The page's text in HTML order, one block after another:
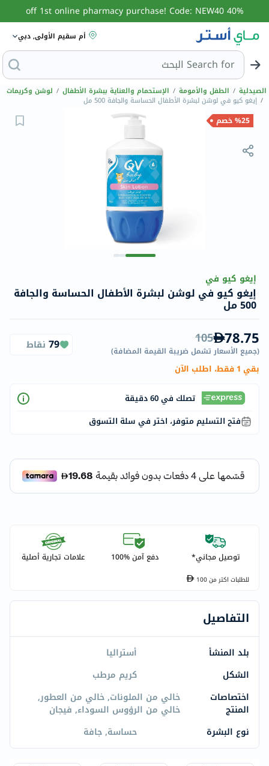
40% off 1st online pharmacy purchase! Code: NEW40
أم سقيم الأولى, دبي
Search for البحث عن
الصيدلية / الطفل والأمومة / الإستحمام والعناية ببشرة الأطفال / لوشن وكريمات
/ إيغو كيو في لوشن لبشرة الأطفال الحساسة والجافة 500 مل
%25 خصم
إيغو كيو في
إيغو كيو في لوشن لبشرة الأطفال الحساسة والجافة
500 مل
78.75
105
(جميع الأسعار تشمل ضريبة القيمة المضافة)
79 نقاط
بقي 1 فقط، اطلب الآن
تصلك في 60 دقيقة
فتح التسليم متوفر، اختر في سلة التسوق
توصيل مجاني* دفع آمن %100 علامات تجارية أصلية
للطلبات اكتر من100
التفاصيل
بلد المنشأ
أستراليا
الشكل
كريم مرطب
اختصاصات
المنتج
خالي من الملونات, خالي من العطور,
خالي من الرؤوس السوداء, فيجان
نوع البشرة
حساسة, جافة